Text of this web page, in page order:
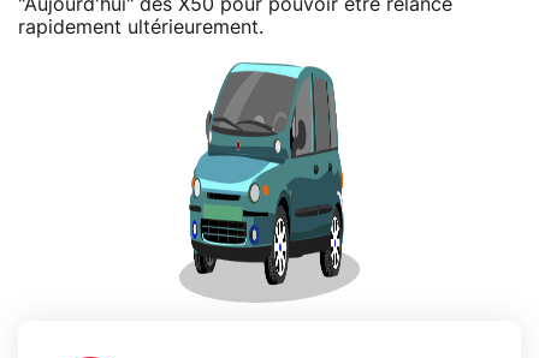
"Aujourd'hui" des X50 pour pouvoir être relancé
rapidement ultérieurement.